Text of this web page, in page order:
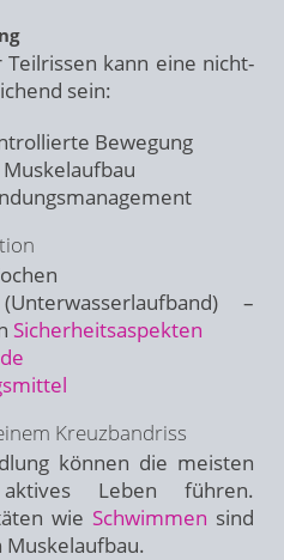
kann eine nicht-
sein:
Bewegung
–
Sicherheitsaspekten
Kreuzbandriss
können die meisten
Leben führen.
wie Schwimmen sind